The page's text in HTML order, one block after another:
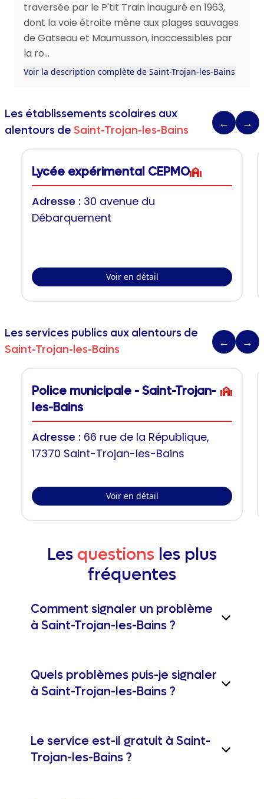
traversée par le P'tit Train inauguré en 1963,
dont la voie étroite mène aux plages sauvages
de Gatseau et Maumusson, inaccessibles par
la ro...
Voir la description complète de Saint-Trojan-les-Bains
Les établissements scolaires aux
alentours de Saint-Trojan-les-Bains
← →
Lycée expérimental CEPMO
Adresse : 30 avenue du
Débarquement
Voir en détail
Les services publics aux alentours de
Saint-Trojan-les-Bains
← →
Police municipale - Saint-Trojan-
les-Bains
Adresse : 66 rue de la République,
17370 Saint-Trojan-les-Bains
Voir en détail
Les questions les plus
fréquentes
Comment signaler un problème
à Saint-Trojan-les-Bains ?
Quels problèmes puis-je signaler
à Saint-Trojan-les-Bains ?
Le service est-il gratuit à Saint-
Trojan-les-Bains ?